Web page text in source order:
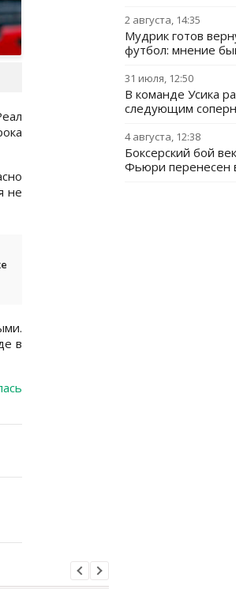
не
в
2 августа, 14:35
Мудрик готов
футбол: мнение
31 июля, 12:50
В команде Усика
следующим
4 августа, 12:38
Боксерский бой
Фьюри